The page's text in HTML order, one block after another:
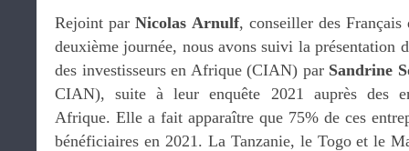
Rejoint parNicolas Arnulf, conseiller des Français
deuxième journée, nous avons suivi la présentation
des investisseurs en Afrique (CIAN) par Sandrine
CIAN), suite à leur enquête 2021 auprès des
Afrique. Elle a fait apparaître que 75% de ces
bénéficiaires en 2021. La Tanzanie, le Togo et le